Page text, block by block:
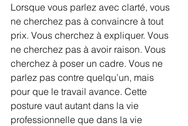
Lorsque vous parlez avec clarté, vous
ne cherchez pas à convaincre à tout
prix. Vous cherchez à expliquer. Vous
ne cherchez pas à avoir raison. Vous
cherchez à poser un cadre. Vous ne
parlez pas contre quelqu’un, mais
pour que le travail avance. Cette
posture vaut autant dans la vie
professionnelle que dans la vie